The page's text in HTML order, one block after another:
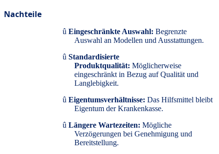
Nachteile
û Eingeschränkte Auswahl: Begrenzte
Auswahl an Modellen und Ausstattungen.
û Standardisierte
Produktqualität: Möglicherweise
eingeschränkt in Bezug auf Qualität und
Langlebigkeit.
û Eigentumsverhältnisse: Das Hilfsmittel bleibt
Eigentum der Krankenkasse.
û Längere Wartezeiten: Mögliche
Verzögerungen bei Genehmigung und
Bereitstellung.